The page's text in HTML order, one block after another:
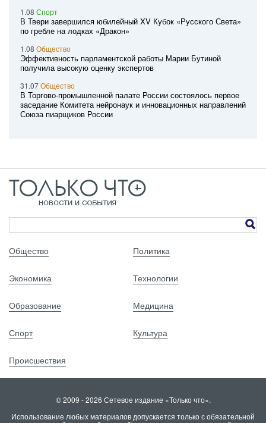
1.08 Спорт
В Твери завершился юбилейный XV Кубок «Русского Света»
по гребле на лодках «Дракон»
1.08 Общество
Эффективность парламентской работы Марии Бутиной
получила высокую оценку экспертов
31.07Общество
В Торгово-промышленной палате России состоялось первое
заседание Комитета нейронаук и инновационных направлений
Союза пиарщиков России
Общество Политика
Экономика Технологии
Образование Медицина
Спорт Культура
Происшествия
© 2009 - 2026 Сетевое издание «Только что».
Использование любых материалов допускается только с обязательной